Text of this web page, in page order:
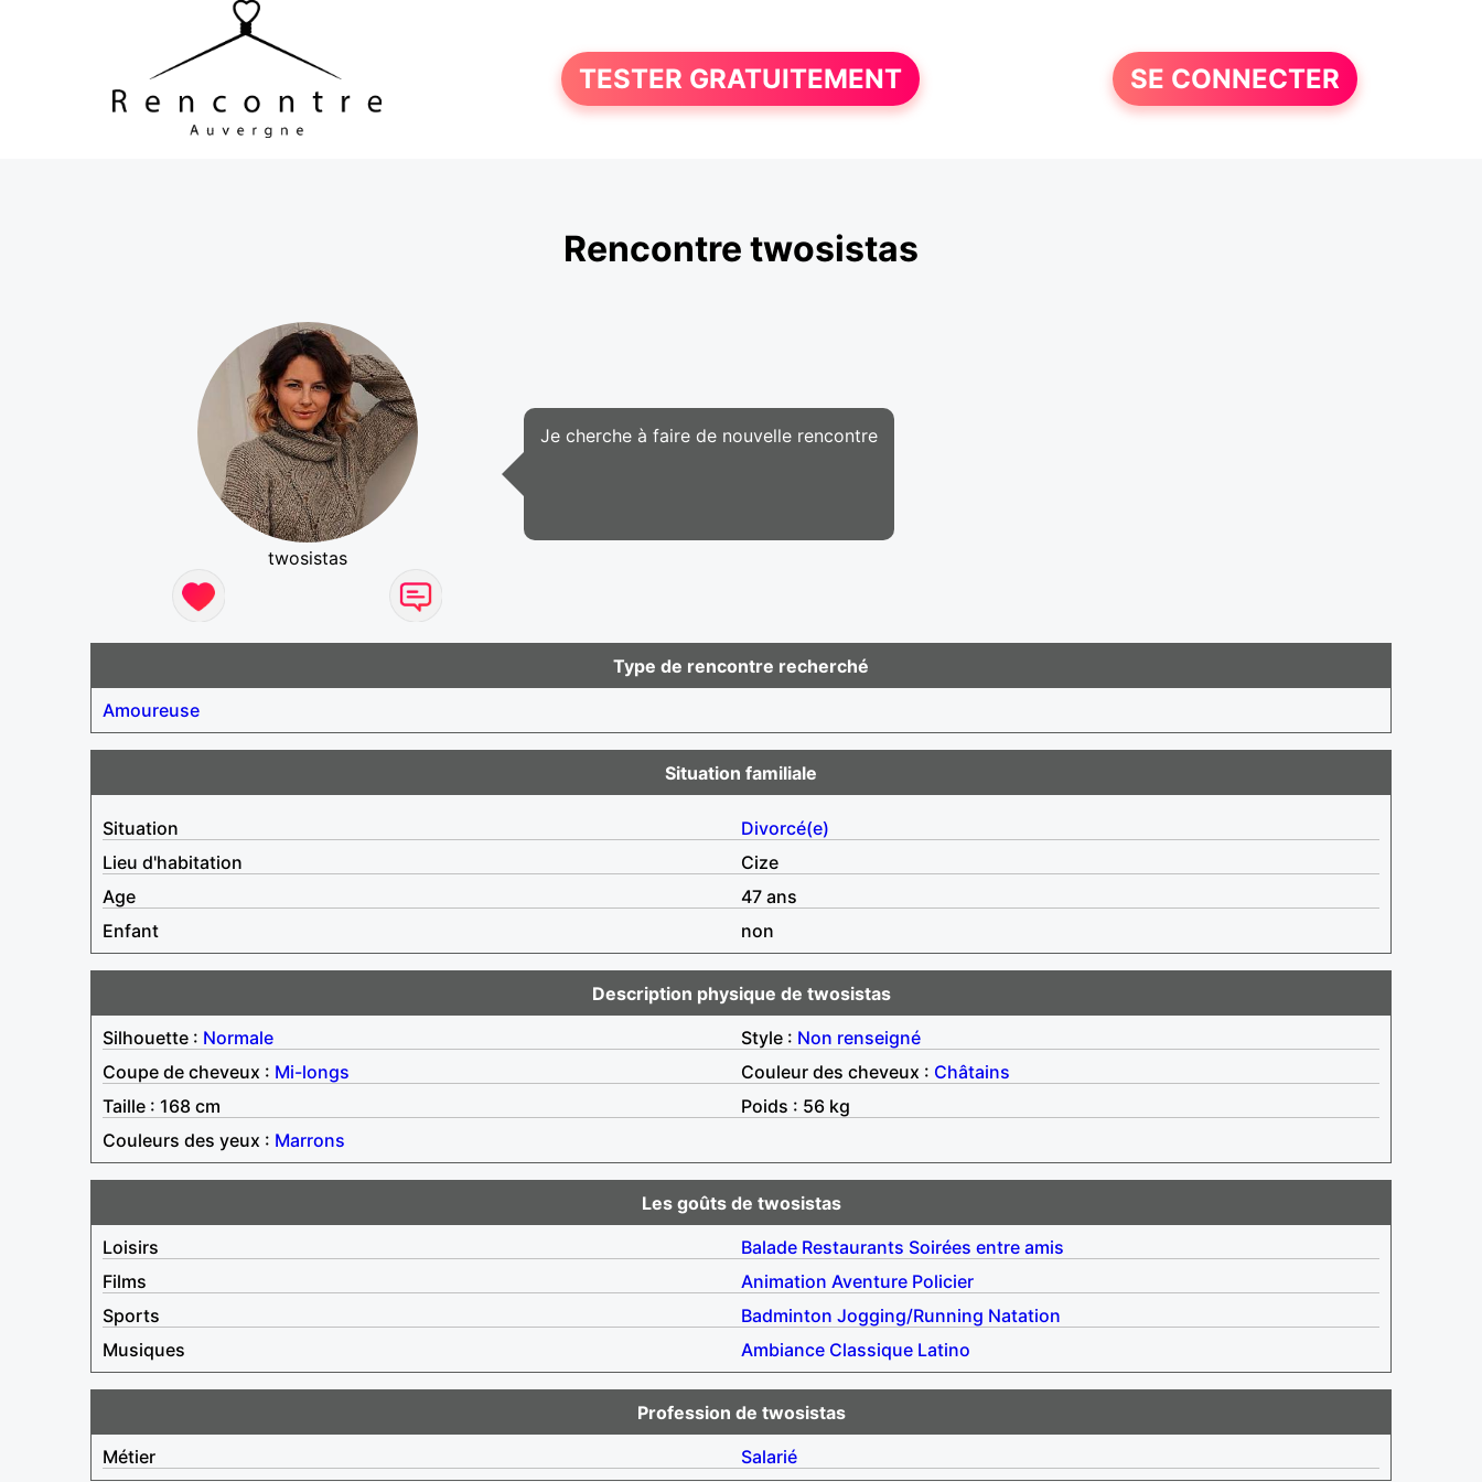
TESTER GRATUITEMENT SE CONNECTER
Rencontre twosistas
twosistas
Je cherche à faire de nouvelle rencontre
Type de rencontre recherché
Amoureuse
Situation familiale
Situation
Divorcé(e)
Lieu d'habitation
Cize
Age
47 ans
Enfant
non
Description physique de twosistas
Silhouette : Normale Style : Non renseigné
Coupe de cheveux : Mi-longs Couleur des cheveux : Châtains
Taille : 168 cm
Poids : 56 kg
Couleurs des yeux : Marrons
Les goûts de twosistas
Loisirs
Balade Restaurants Soirées entre amis
Films
Animation Aventure Policier
Sports
Badminton Jogging/Running Natation
Musiques
Ambiance Classique Latino
Profession de twosistas
Métier
Salarié